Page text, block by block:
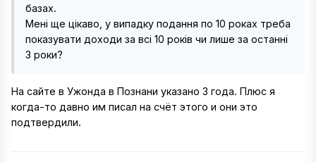
базах.
Мені ще цікаво, у випадку подання по 10 роках треба
показувати доходи за всі 10 років чи лише за останні
3 роки?
На сайте в Ужонда в Познани указано 3 года. Плюс я
когда-то давно им писал на счёт этого и они это
подтвердили.